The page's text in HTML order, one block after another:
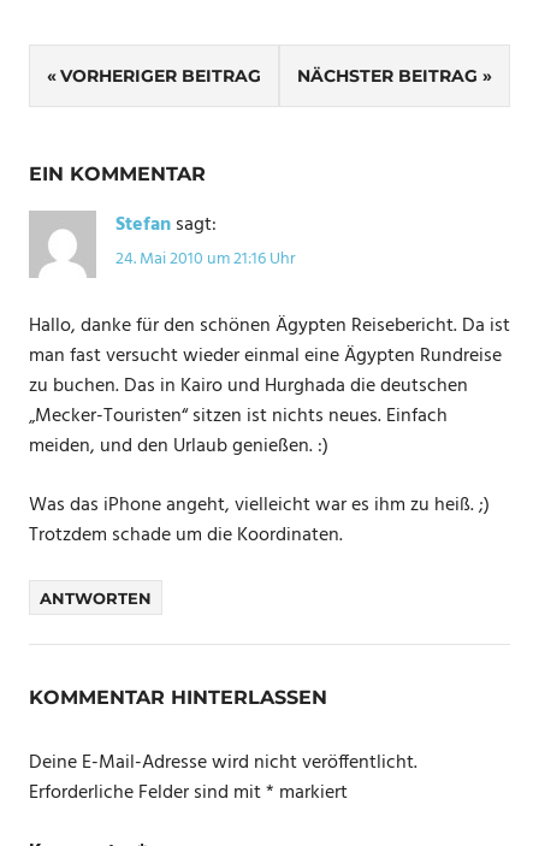
Beitrags-
Navigation
VORHERIGER BEITRAG NÄCHSTER BEITRAG
EIN KOMMENTAR
Stefansagt:
24. Mai 2010 um 21:16 Uhr
Hallo, danke für den schönen Ägypten Reisebericht. Da ist
man fast versucht wieder einmal eine Ägypten Rundreise
zu buchen. Das in Kairo und Hurghada die deutschen
„Mecker-Touristen“ sitzen ist nichts neues. Einfach
meiden, und den Urlaub genießen. :)
Was das iPhone angeht, vielleicht war es ihm zu heiß. ;)
Trotzdem schade um die Koordinaten.
ANTWORTEN
KOMMENTAR HINTERLASSEN
Deine E-Mail-Adresse wird nicht veröffentlicht.
Erforderliche Felder sind mit* markiert